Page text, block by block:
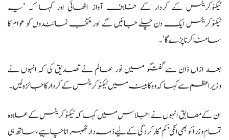
ٹیکنوکریٹس کے کردار کے خلاف آواز اٹھائی اور کہا کہ ’یہ
ٹیکنوکریٹس ایک دن چلے جائیں گے اور منتخب نمائندوں کو عوام کا
سامنا کرنا پڑے گا‘۔
بعد ازاں ڈان سے گفتگو میں نور عالم نے تصدیق کی کہ انہوں نے
وزیراعظم سے کہا کہ وہ کابینہ میں ٹیکنوکریٹس کے کردار کا جائزہ لیں۔
ان کے مطابق انہوں نے اجلاس میں کہا کہ ٹیکنوکریٹس کے علاوہ
تمام وزرا کو بھی انکی ’کم‘ کارکردگی کے لیے ذمہ دار ٹھہرانا چاہیے، ساتھ ہی